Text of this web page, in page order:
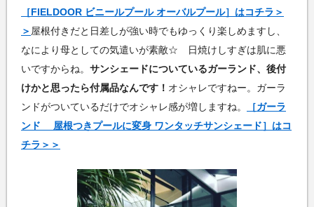
［FIELDOOR ビニールプール オーバルプール］はコチラ＞
＞ 屋根付きだと日差しが強い時でもゆっくり楽しめますし、
なにより母としての気遣いが素敵☆ 日焼けしすぎは肌に悪
いですからね。 サンシェードについているガーランド、後付
けかと思ったら付属品なんです！ オシャレですねー。ガーラ
ンドがついているだけでオシャレ感が増しますね。
［ガーラ
ンド 屋根つきプールに変身 ワンタッチサンシェード］はコ
チラ＞＞